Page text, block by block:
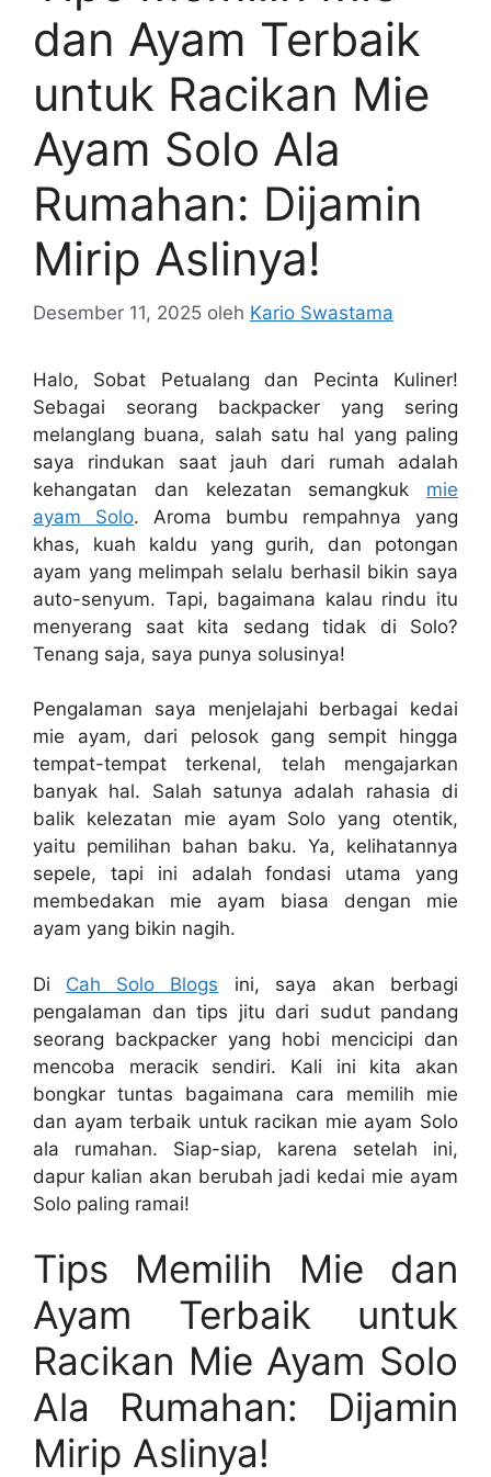
dan Ayam Terbaik
untuk Racikan Mie
Ayam Solo Ala
Rumahan: Dijamin
Mirip Aslinya!
Desember 11, 2025 oleh Kario Swastama
Halo, Sobat Petualang dan Pecinta Kuliner!
Sebagai seorang backpacker yang sering
melanglang buana, salah satu hal yang paling
saya rindukan saat jauh dari rumah adalah
kehangatan dan kelezatan semangkuk mie
ayam Solo. Aroma bumbu rempahnya yang
khas, kuah kaldu yang gurih, dan potongan
ayam yang melimpah selalu berhasil bikin saya
auto-senyum. Tapi, bagaimana kalau rindu itu
menyerang saat kita sedang tidak di Solo?
Tenang saja, saya punya solusinya!
Pengalaman saya menjelajahi berbagai kedai
mie ayam, dari pelosok gang sempit hingga
tempat-tempat terkenal, telah mengajarkan
banyak hal. Salah satunya adalah rahasia di
balik kelezatan mie ayam Solo yang otentik,
yaitu pemilihan bahan baku. Ya, kelihatannya
sepele, tapi ini adalah fondasi utama yang
membedakan mie ayam biasa dengan mie
ayam yang bikin nagih.
Di Cah Solo Blogs ini, saya akan berbagi
pengalaman dan tips jitu dari sudut pandang
seorang backpacker yang hobi mencicipi dan
mencoba meracik sendiri. Kali ini kita akan
bongkar tuntas bagaimana cara memilih mie
dan ayam terbaik untuk racikan mie ayam Solo
ala rumahan. Siap-siap, karena setelah ini,
dapur kalian akan berubah jadi kedai mie ayam
Solo paling ramai!
Tips Memilih Mie dan
Ayam Terbaik untuk
Racikan Mie Ayam Solo
Ala Rumahan: Dijamin
Mirip Aslinya!